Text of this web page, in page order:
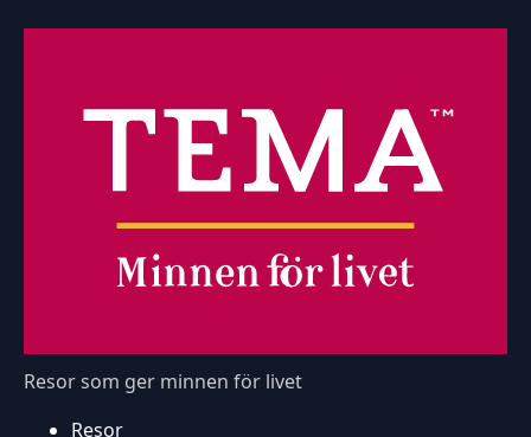
Resor som ger minnen för livet
Resor